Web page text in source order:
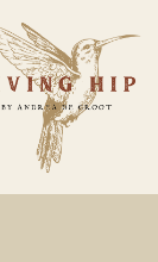
NAAR
DE
INHOUD